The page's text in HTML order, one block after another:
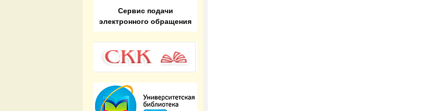
Сервис подачи
электронного обращения